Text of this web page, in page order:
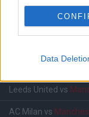
Data
Felkészülési
Nya Ullevi, Göteborg
2026-08-08 17:00
2 nap 10 óra 40
Leeds United vs
AC Milan vs